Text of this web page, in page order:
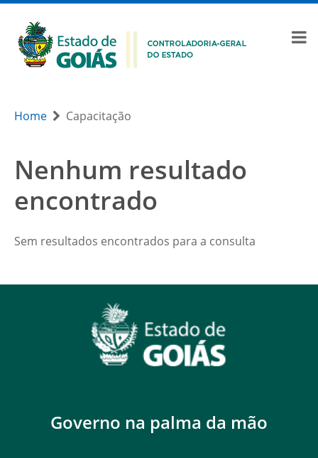
Home Capacitação
Nenhum resultado
encontrado
Sem resultados encontrados para a consulta
Governo na palma da mão